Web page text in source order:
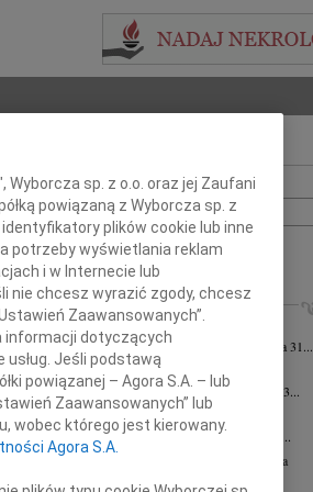
Imię i nazwisko lub numer ogłoszenia:
+ szukanie zaawansowane
INNE NEKROLOGI
Marek Pliszkiewicz 07.08.2026
Z głębokim smutkiem zawiadamiamy, że dnia 31...
Tadeusz Kotłowski 07.08.2026
Z wielkim smutkiem zawiadamiamy, że dnia 3...
Eugeniusz Butruk
07.08.2026
Żegnamy z poczuciem nieodżałowanej straty...
Andrzej Morozowski
cała Polska
Dnia 4 sierpnia 2026 roku zmarł Andrzej...
sp. z o.o. oraz jej Zaufani
powiązaną z Wyborcza sp. z
plików cookie lub inne
potrzeby wyświetlania reklam
i w Internecie lub
nie chcesz wyrazić zgody, chcesz
Zaawansowanych”.
informacji dotyczących
usług. Jeśli podstawą
powiązanej – Agora S.A. – lub
Zaawansowanych” lub
wobec którego jest kierowany.
Agora S.A.